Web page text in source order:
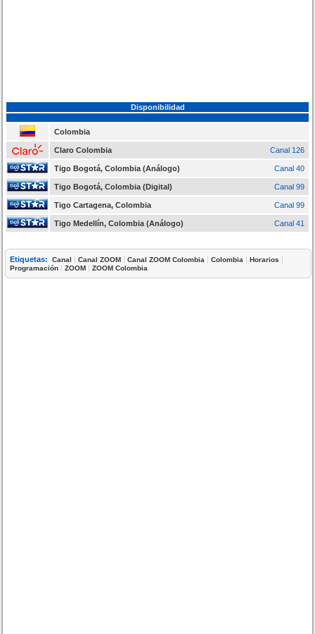
Disponibilidad
Colombia
Claro Colombia Canal 126
Tigo Bogotá, Colombia (Análogo) Canal 40
Tigo Bogotá, Colombia (Digital) Canal 99
Tigo Cartagena, Colombia Canal 99
Tigo Medellín, Colombia (Análogo) Canal 41
Etiquetas: Canal |Canal ZOOM |Canal ZOOM Colombia |Colombia |Horarios |
Programación |ZOOM |ZOOM Colombia